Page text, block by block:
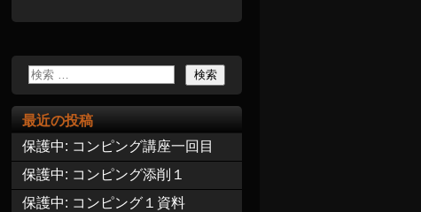
最近の投稿
保護中: コンピング講座一回目
保護中: コンピング添削１
保護中: コンピング１資料